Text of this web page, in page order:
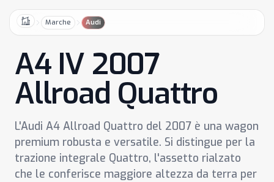
HomeMarche Audi
A4 IV 2007
Allroad Quattro
L'Audi A4 Allroad Quattro del 2007 è una wagon
premium robusta e versatile. Si distingue per la
trazione integrale Quattro, l'assetto rialzato
che le conferisce maggiore altezza da terra per